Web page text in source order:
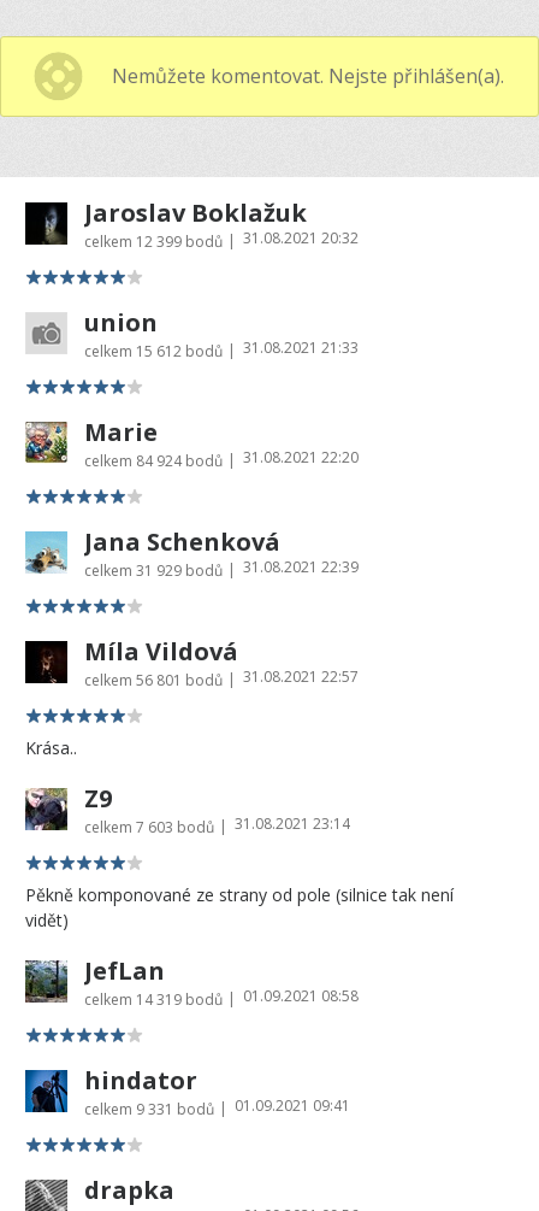
Nemůžete komentovat. Nejste přihlášen(a).
Jaroslav Boklažuk
celkem 12 399 bodů | 31.08.2021 20:32
union
celkem 15 612 bodů | 31.08.2021 21:33
Marie
celkem 84 924 bodů | 31.08.2021 22:20
Jana Schenková
celkem 31 929 bodů | 31.08.2021 22:39
Míla Vildová
celkem 56 801 bodů | 31.08.2021 22:57
Krása..
Z9
celkem 7 603 bodů | 31.08.2021 23:14
Pěkně komponované ze strany od pole (silnice tak není
vidět)
JefLan
celkem 14 319 bodů | 01.09.2021 08:58
hindator
celkem 9 331 bodů | 01.09.2021 09:41
drapka